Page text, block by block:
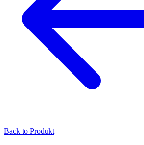
Back to Produkt